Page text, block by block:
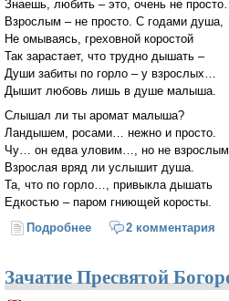
Знаешь, любить – это, очень не просто…
Взрослым – не просто. С годами душа,
Не омываясь, греховной коростой
Так зарастает, что трудно дышать –
Души забиты по горло – у взрослых…
Дышит любовь лишь в душе малыша.
Слышал ли ты аромат малыша?
Ландышем, росами… нежно и просто.
Чу… он едва уловим…, но не
Взрослая вряд ли услышит душа.
Та, что по горло…, привыкла дышать
Едкостью – паром гниющей коросты.
Подробнее о Знаешь, любить –
2 комментария
Зачатие Пресвятой